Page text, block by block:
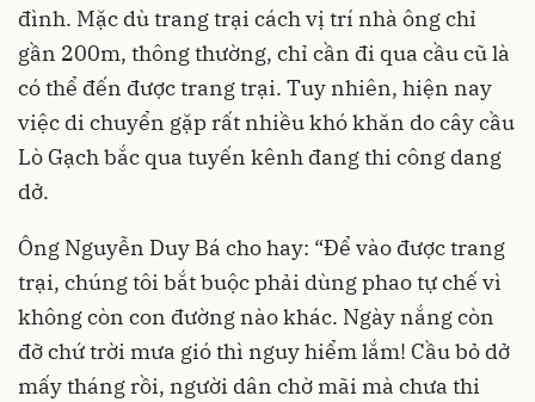
đình. Mặc dù trang trại cách vị trí nhà ông chỉ
gần 200m, thông thường, chỉ cần đi qua cầu cũ là
có thể đến được trang trại. Tuy nhiên, hiện nay
việc di chuyển gặp rất nhiều khó khăn do cây cầu
Lò Gạch bắc qua tuyến kênh đang thi công dang
dở.
Ông Nguyễn Duy Bá cho hay: “Để vào được trang
trại, chúng tôi bắt buộc phải dùng phao tự chế vì
không còn con đường nào khác. Ngày nắng còn
đỡ chứ trời mưa gió thì nguy hiểm lắm! Cầu bỏ dở
mấy tháng rồi, người dân chờ mãi mà chưa thi